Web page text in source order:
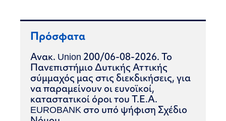
Πρόσφατα
Ανακ. Union 200/06-08-2026. Το
Πανεπιστήμιο Δυτικής Αττικής
σύμμαχός μας στις διεκδικήσεις, για
να παραμείνουν οι ευνοϊκοί,
καταστατικοί όροι του Τ.Ε.Α.
EUROBANK στο υπό ψήφιση Σχέδιο